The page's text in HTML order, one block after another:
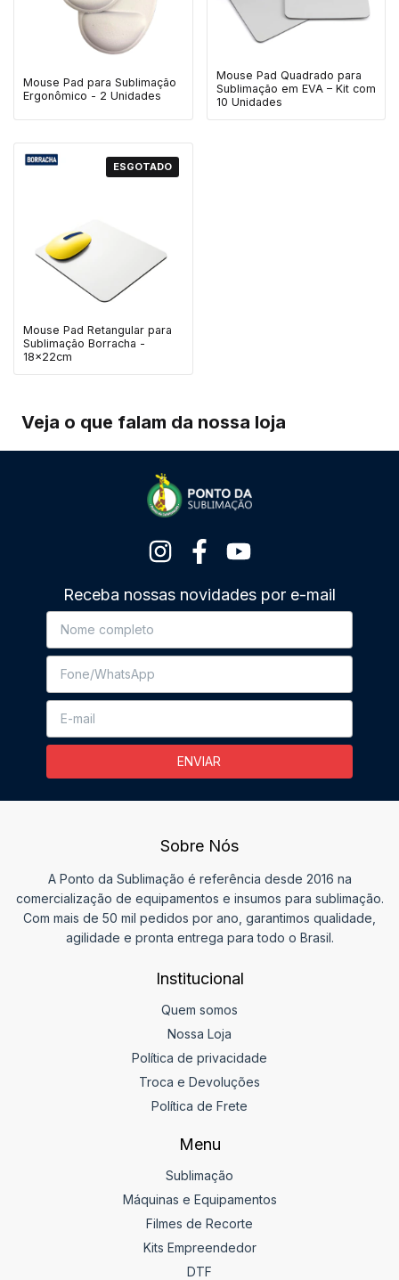
Mouse Pad para Sublimação
Ergonômico - 2 Unidades
Mouse Pad Quadrado para
Sublimação em EVA – Kit com
10 Unidades
ESGOTADO
Mouse Pad Retangular para
Sublimação Borracha -
18x22cm
Veja o que falam da nossa loja
Receba nossas novidades por e-mail
Sobre Nós
A Ponto da Sublimação é referência desde 2016 na
comercialização de equipamentos e insumos para sublimação.
Com mais de 50 mil pedidos por ano, garantimos qualidade,
agilidade e pronta entrega para todo o Brasil.
Institucional
Quem somos
Nossa Loja
Política de privacidade
Troca e Devoluções
Política de Frete
Menu
Sublimação
Máquinas e Equipamentos
Filmes de Recorte
Kits Empreendedor
DTF